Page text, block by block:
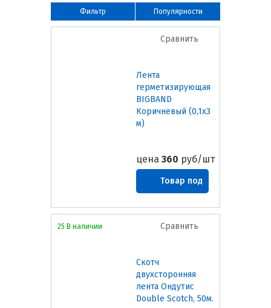
Популярности
Фильтр
Сравнить
Лента
герметизирующая
BIGBAND
Коричневый (0,1х3
м)
цена 360 руб/шт
Товар под
заказ
Сравнить
Скотч
двухсторонняя
лента Ондутис
Double Scotch, 50м.
25 В наличии